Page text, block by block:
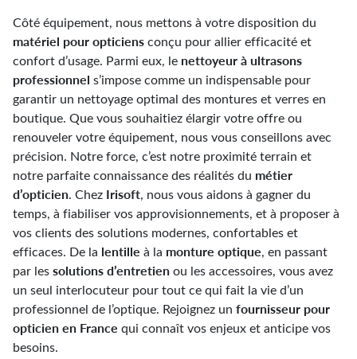
Côté équipement, nous mettons à votre disposition du
matériel pour opticiensconçu pour allier efficacité et
confort d’usage. Parmi eux, le nettoyeur à ultrasons
professionnel s’impose comme un indispensable pour
garantir un nettoyage optimal des montures et verres en
boutique. Que vous souhaitiez élargir votre offre ou
renouveler votre équipement, nous vous conseillons avec
précision. Notre force, c’est notre proximité terrain et
notre parfaite connaissance des réalités du métier
d’opticien. Chez Irisoft, nous vous aidons à gagner du
temps, à fiabiliser vos approvisionnements, et à proposer à
vos clients des solutions modernes, confortables et
efficaces. De la lentille à la monture optique, en passant
par lessolutions d’entretienou les accessoires, vous avez
un seul interlocuteur pour tout ce qui fait la vie d’un
professionnel de l’optique. Rejoignez un fournisseur pour
opticien en France qui connaît vos enjeux et anticipe vos
besoins.